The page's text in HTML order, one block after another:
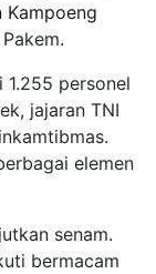
Kampoeng
.
personel
jajaran TNI
elemen
senam.
bermacam